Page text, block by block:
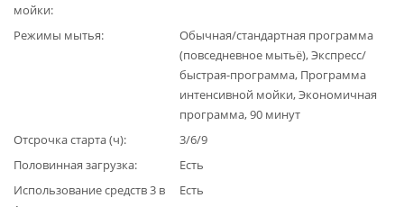
мойки
Режимы мытья
Обычная/стандартная программа
(повседневное мытьё), Экспресс/
быстрая-программа, Программа
интенсивной мойки, Экономичная
программа, 90 минут
Отсрочка старта (ч)
3/6/9
Половинная загрузка
Есть
Использование средств 3 в
Есть